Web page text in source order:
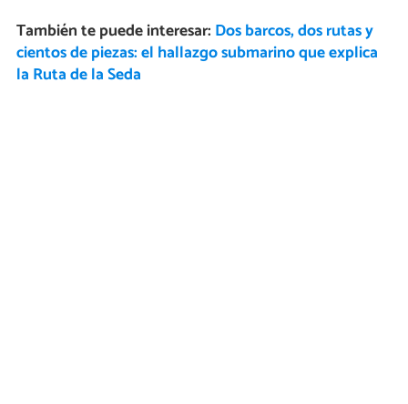
También te puede interesar: Dos barcos, dos rutas y
cientos de piezas: el hallazgo submarino que explica
la Ruta de la Seda